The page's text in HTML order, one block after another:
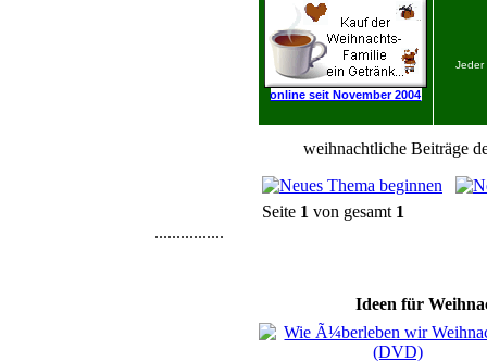
................
online seit November 2004
Jeder
weihnachtliche Beiträge
Seite 1 von gesamt 1
Ideen für